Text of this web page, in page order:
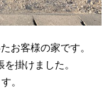
お客様の家です。
掛けました。
。